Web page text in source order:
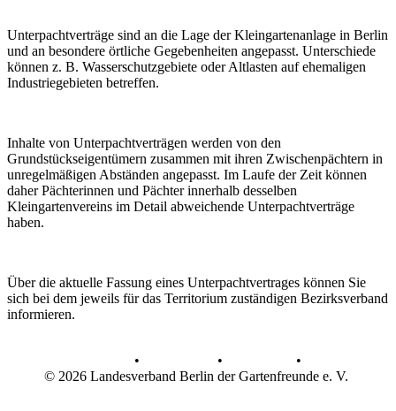
Unterpachtverträge sind an die Lage der Kleingartenanlage in Berlin
und an besondere örtliche Gegebenheiten angepasst. Unterschiede
können z. B. Wasserschutzgebiete oder Altlasten auf ehemaligen
Industriegebieten betreffen.
Inhalte von Unterpachtverträgen werden von den
Grundstückseigentümern zusammen mit ihren Zwischenpächtern in
unregelmäßigen Abständen angepasst. Im Laufe der Zeit können
daher Pächterinnen und Pächter innerhalb desselben
Kleingartenvereins im Detail abweichende Unterpachtverträge
haben.
Über die aktuelle Fassung eines Unterpachtvertrages können Sie
sich bei dem jeweils für das Territorium zuständigen Bezirksverband
informieren.
• •
•
© 2026 Landesverband Berlin der Gartenfreunde e. V.